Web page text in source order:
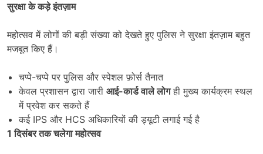
सुरक्षा के कड़े इंतज़ाम
महोत्सव में लोगों की बड़ी संख्या को देखते हुए पुलिस ने सुरक्षा इंतज़ाम बहुत
मजबूत किए हैं।
चप्पे-चप्पे पर पुलिस और स्पेशल फ़ोर्स तैनात
केवल प्रशासन द्वारा जारी आई-कार्ड वाले लोगही मुख्य कार्यक्रम स्थल
में प्रवेश कर सकते हैं
कई IPS और HCS अधिकारियों की ड्यूटी लगाई गई है
1दिसंबर तक चलेगा महोत्सव